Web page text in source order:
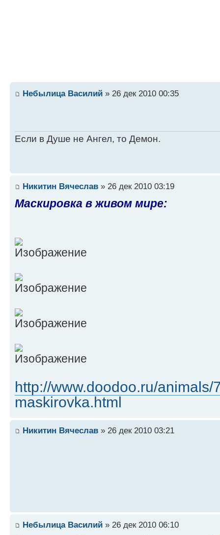
Небылица Василий » 26 дек 2010 00:35
Если в Душе не Ангел, то Демон.
Никитин Вячеслав » 26 дек 2010 03:19
Маскировка в живом мире:
http://www.doodoo.ru/animals/
maskirovka.html
Никитин Вячеслав » 26 дек 2010 03:21
Небылица Василий » 26 дек 2010 06:10